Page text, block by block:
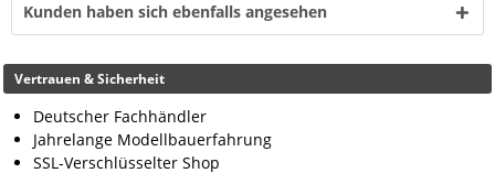
Kunden haben sich ebenfalls angesehen
Vertrauen & Sicherheit
Deutscher Fachhändler
Jahrelange Modellbauerfahrung
SSL-Verschlüsselter Shop